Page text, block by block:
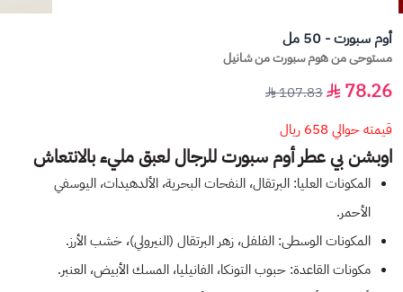
أوم سبورت - 50 مل
مستوحى من هوم سبورت من شانيل
78.26
107.83
قيمته حوالي 658 ريال
اوبشن بي عطر أوم سبورت للرجال لعبق مليء بالانتعاش
المكونات العليا: البرتقال، النفحات البحرية، الألدهيدات، اليوسفي
الأحمر.
المكونات الوسطى: الفلفل، زهر البرتقال (النيرولي)، خشب الأرز.
مكونات القاعدة: حبوب التونكا، الفانيليا، المسك الأبيض، العنبر.